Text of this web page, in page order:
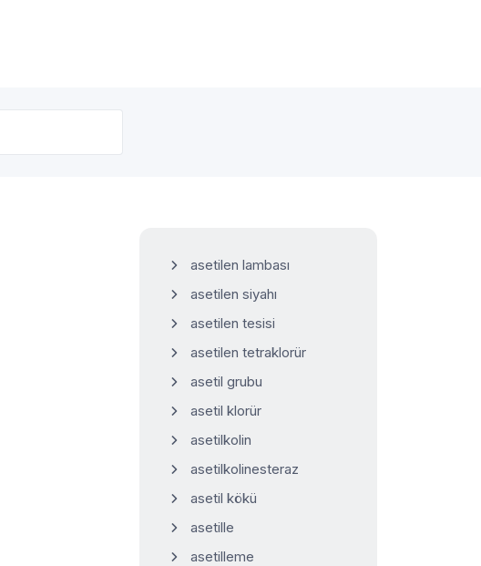
asetilen lambası
asetilen siyahı
asetilen tesisi
asetilen tetraklorür
asetil grubu
asetil klorür
asetilkolin
asetilkolinesteraz
asetil kökü
asetille
asetilleme